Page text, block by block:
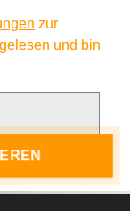
zur
gelesen und bin